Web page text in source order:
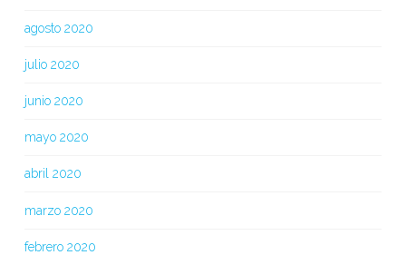
agosto 2020
julio 2020
junio 2020
mayo 2020
abril 2020
marzo 2020
febrero 2020